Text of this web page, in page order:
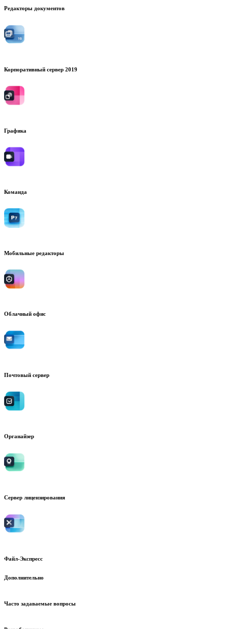
Редакторы документов
Корпоративный сервер 2019
Графика
Команда
Мобильные редакторы
Облачный офис
Почтовый сервер
Органайзер
Сервер лицензирования
Файл-Экспресс
Дополнительно
Часто задаваемые вопросы